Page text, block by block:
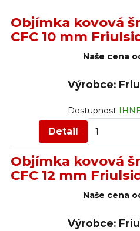
Objímka kovová
CFC 10 mm
Naše cena
Výrobce:
Dostupnost
Detail
Objímka kovová
CFC 12 mm
Naše cena
Výrobce: